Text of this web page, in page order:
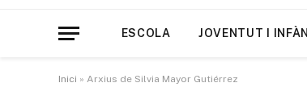
ESCOLA JOVENTUT I
Inici » Arxius de Silvia Mayor Gutiérrez